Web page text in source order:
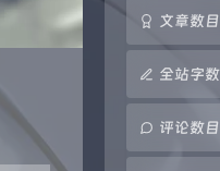
文章数目
全站字数
评论数目